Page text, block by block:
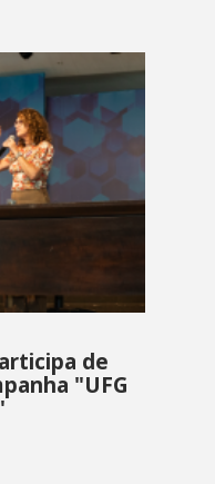
de
"UFG